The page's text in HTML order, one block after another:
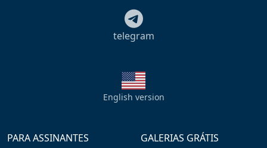
telegram
English version
PARA ASSINANTES
GALERIAS GRÁTIS